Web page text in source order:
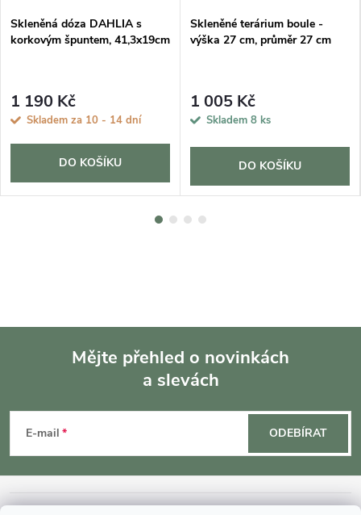
Skleněná dóza DAHLIA s
korkovým špuntem, 41,3x19cm
1 190 Kč
Skladem za 10 - 14 dní
DO KOŠÍKU
Skleněné terárium boule -
výška 27 cm, průměr 27 cm
1 005 Kč
Skladem 8 ks
DO KOŠÍKU
p
Mějte přehled o novinkách
a slevách
E-mail ODEBÍRAT